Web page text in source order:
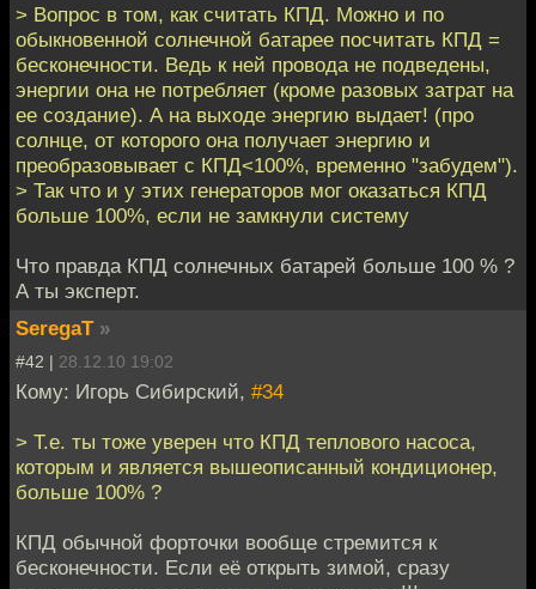
> Вопрос в том, как считать КПД. Можно и по
обыкновенной солнечной батарее посчитать КПД =
бесконечности. Ведь к ней провода не подведены,
энергии она не потребляет (кроме разовых затрат на
ее создание). А на выходе энергию выдает! (про
солнце, от которого она получает энергию и
преобразовывает с КПД<100%, временно "забудем").
> Так что и у этих генераторов мог оказаться КПД
больше 100%, если не замкнули систему
Что правда КПД солнечных батарей больше 100 % ?
А ты эксперт.
SeregaT »
#42 | 28.12.10 19:02
Кому: Игорь Сибирский, #34
> Т.е. ты тоже уверен что КПД теплового насоса,
которым и является вышеописанный кондиционер,
больше 100% ?
КПД обычной форточки вообще стремится к
бесконечности. Если её открыть зимой, сразу